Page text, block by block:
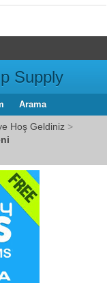
Supply
Arama
Hoş Geldiniz >